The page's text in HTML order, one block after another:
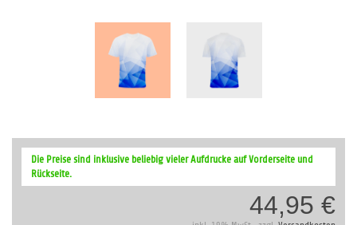
Anfang
Bildergalerie
Die Preise sind inklusive beliebig vieler Aufdrucke auf Vorderseite und
Rückseite.
44,95 €